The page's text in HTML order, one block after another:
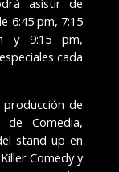
asistir de
6:45 pm, 7:15
y 9:15 pm,
cada
de
de Comedia,
stand up en
Comedy y